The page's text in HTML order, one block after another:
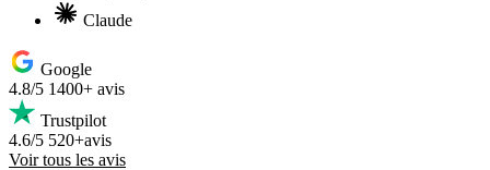
Claude
Google
4.8/5 1400+ avis
Trustpilot
4.6/5 520+avis
Voir tous les avis